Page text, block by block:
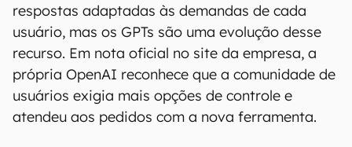
respostas adaptadas às demandas de cada
usuário, mas os GPTs são uma evolução desse
recurso. Em nota oficial no site da empresa, a
própria OpenAI reconhece que a comunidade de
usuários exigia mais opções de controle e
atendeu aos pedidos com a nova ferramenta.